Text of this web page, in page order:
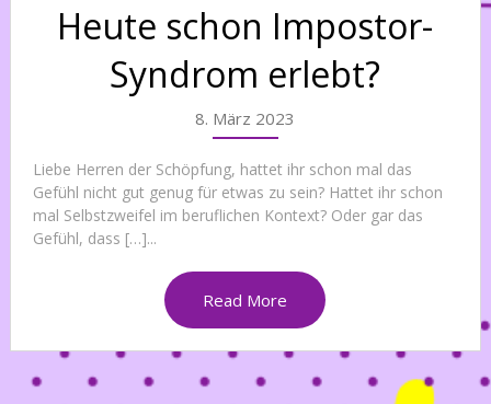
Heute schon Impostor-
Syndrom erlebt?
8. März 2023
Liebe Herren der Schöpfung, hattet ihr schon mal das
Gefühl nicht gut genug für etwas zu sein? Hattet ihr schon
mal Selbstzweifel im beruflichen Kontext? Oder gar das
Gefühl, dass […]...
Read More